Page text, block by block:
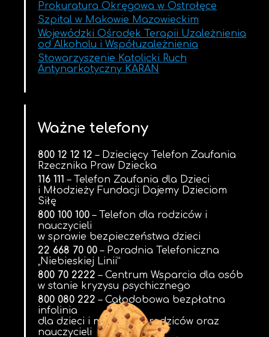
Prokuratura Okręgowa w Ostrołęce
Szpital w Makowie Mazowieckim
Wojewódzki Ośrodek Terapii Uzależnienia
od Alkoholu i Współuzależnienia
Stowarzyszenie Katolicki Ruch
Antynarkotyczny KARAN
Ważne telefony
800 12 12 12 – Dziecięcy Telefon Zaufania
Rzecznika Praw Dziecka
116 111– Telefon Zaufania dla Dzieci
i Młodzieży Fundacji Dajemy Dzieciom
Siłę
800 100 100 – Telefon dla rodziców i
nauczycieli
w sprawie bezpieczeństwa dzieci
22 668 70 00 – Poradnia Telefoniczna
„Niebieskiej Linii”
800 70 2222 – Centrum Wsparcia dla osób
w stanie kryzysu psychicznego
800 080 222 – Całodobowa bezpłatna
infolinia
dla dzieci i młodzieży, rodziców oraz
nauczycieli